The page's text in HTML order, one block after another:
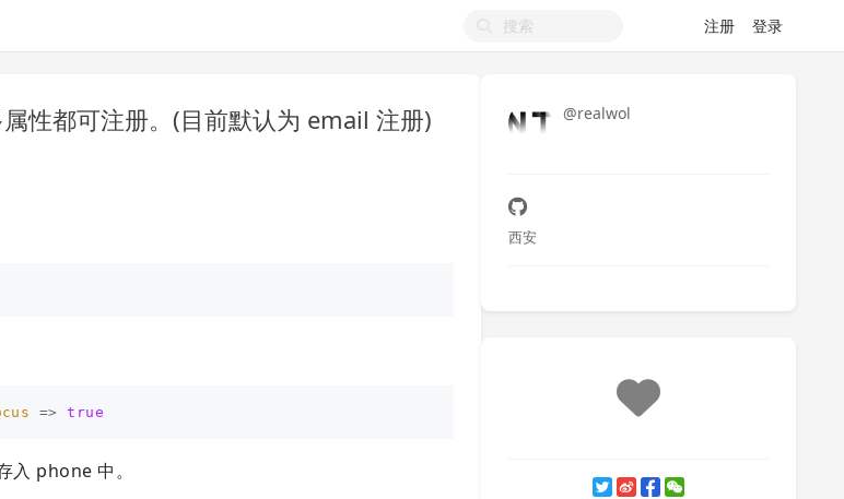
注册 登录
性都可注册。(目前默认为 email 注册)
=> true
入 phone 中。
@realwol
西安